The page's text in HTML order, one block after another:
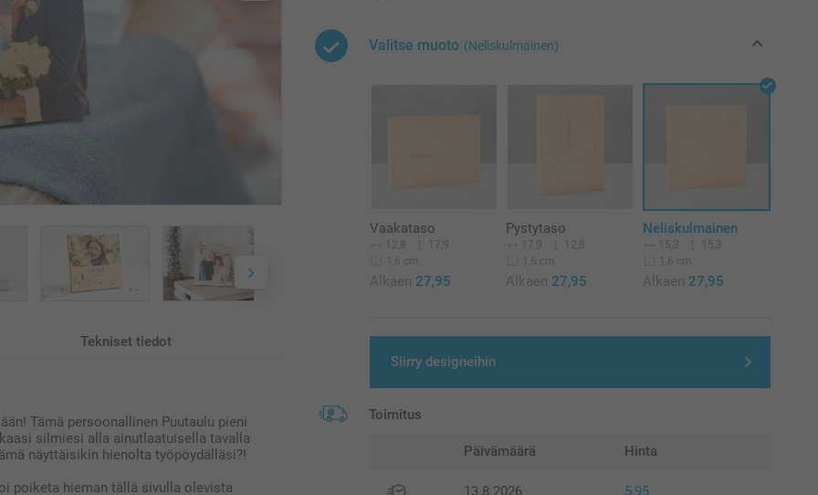
Tekniset tiedot
Tämä persoonallinen Puutaulu pieni
silmiesi alla ainutlaatuisella tavalla
näyttäisikin hienolta työpöydälläsi?!
poiketa hieman tällä sivulla olevista
Valitse muoto (Neliskulmainen)
Vaakataso
12,8
17,9
1,6 cm
Alkaen 27,95
Pystytaso
17,9
12,8
1,6 cm
Alkaen 27,95
Neliskulmainen
15,3
15,3
1,6 cm
Alkaen 27,95
Siirry designeihin
Toimitus
Päivämäärä Hinta
13.8.2026 5,95